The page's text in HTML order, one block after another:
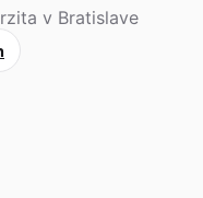
v Bratislave